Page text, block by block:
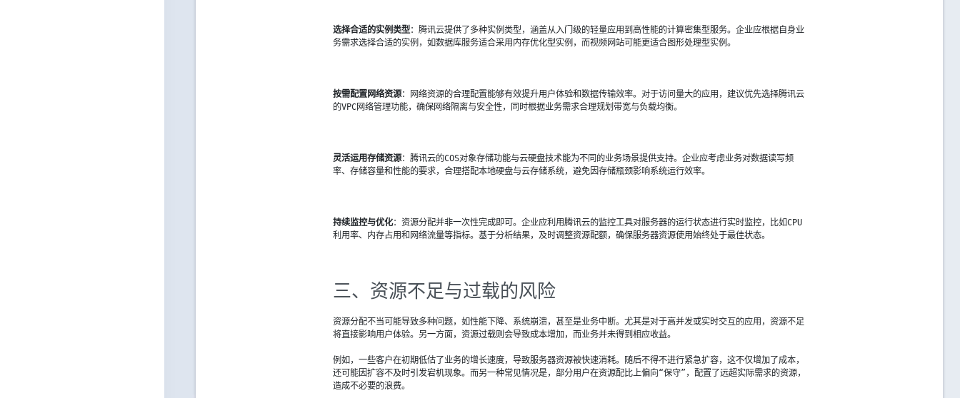
选择合适的实例类型：腾讯云提供了多种实例类型，涵盖从入门级的轻量应用到高性能的计算密集型服务。企业应根据自身业
务需求选择合适的实例，如数据库服务适合采用内存优化型实例，而视频网站可能更适合图形处理型实例。
按需配置网络资源：网络资源的合理配置能够有效提升用户体验和数据传输效率。对于访问量大的应用，建议优先选择腾讯云
的VPC网络管理功能，确保网络隔离与安全性，同时根据业务需求合理规划带宽与负载均衡。
灵活运用存储资源：腾讯云的COS对象存储功能与云硬盘技术能为不同的业务场景提供支持。企业应考虑业务对数据读写频
率、存储容量和性能的要求，合理搭配本地硬盘与云存储系统，避免因存储瓶颈影响系统运行效率。
持续监控与优化：资源分配并非一次性完成即可。企业应利用腾讯云的监控工具对服务器的运行状态进行实时监控，比如CPU
利用率、内存占用和网络流量等指标。基于分析结果，及时调整资源配额，确保服务器资源使用始终处于最佳状态。
三、资源不足与过载的风险
资源分配不当可能导致多种问题，如性能下降、系统崩溃，甚至是业务中断。尤其是对于高并发或实时交互的应用，资源不足
将直接影响用户体验。另一方面，资源过载则会导致成本增加，而业务并未得到相应收益。
例如，一些客户在初期低估了业务的增长速度，导致服务器资源被快速消耗。随后不得不进行紧急扩容，这不仅增加了成本，
还可能因扩容不及时引发宕机现象。而另一种常见情况是，部分用户在资源配比上偏向“保守”，配置了远超实际需求的资源，
造成不必要的浪费。